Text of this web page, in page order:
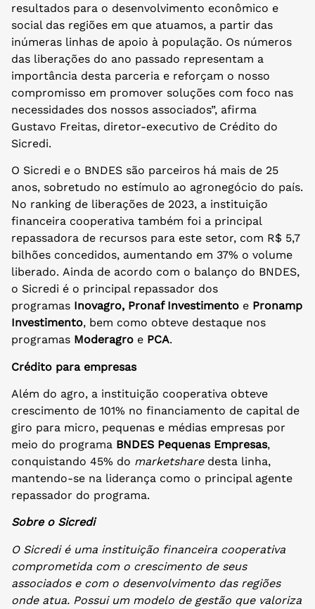
resultados para o desenvolvimento econômico e
social das regiões em que atuamos, a partir das
inúmeras linhas de apoio à população. Os números
das liberações do ano passado representam a
importância desta parceria e reforçam o nosso
compromisso em promover soluções com foco nas
necessidades dos nossos associados”, afirma
Gustavo Freitas, diretor-executivo de Crédito do
Sicredi.
O Sicredi e o BNDES são parceiros há mais de 25
anos, sobretudo no estímulo ao agronegócio do país.
No ranking de liberações de 2023, a instituição
financeira cooperativa também foi a principal
repassadora de recursos para este setor, com R$ 5,7
bilhões concedidos, aumentando em 37% o volume
liberado. Ainda de acordo com o balanço do BNDES,
o Sicredi é o principal repassador dos
programas Inovagro, Pronaf Investimento e Pronamp
Investimento, bem como obteve destaque nos
programas Moderagro e PCA.
Crédito para empresas
Além do agro, a instituição cooperativa obteve
crescimento de 101% no financiamento de capital de
giro para micro, pequenas e médias empresas por
meio do programa BNDES Pequenas Empresas,
conquistando 45% do marketshare desta linha,
mantendo-se na liderança como o principal agente
repassador do programa.
Sobre o Sicredi
O Sicredi é uma instituição financeira cooperativa
comprometida com o crescimento de seus
associados e com o desenvolvimento das regiões
onde atua. Possui um modelo de gestão que valoriza